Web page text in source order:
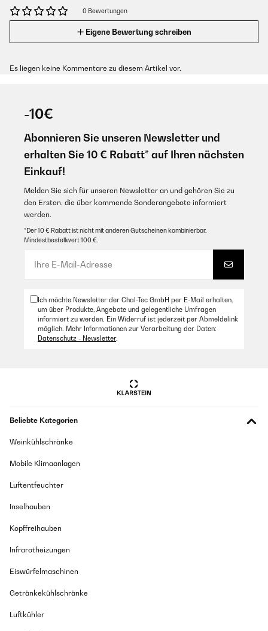
0 Bewertungen
Eigene Bewertung schreiben
Es liegen keine Kommentare zu diesem Artikel vor.
-10€
Abonnieren Sie unseren Newsletter und
erhalten Sie 10 € Rabatt* auf Ihren nächsten
Einkauf!
Melden Sie sich für unseren Newsletter an und gehören Sie zu
den Ersten, die über kommende Sonderangebote informiert
werden.
*Der 10 € Rabatt ist nicht mit anderen Gutscheinen kombinierbar.
Mindestbestellwert 100 €.
Ich möchte Newsletter der Chal-Tec GmbH per E-Mail erhalten,
um über Produkte, Angebote und gelegentliche Umfragen
informiert zu werden. Ein Widerruf ist jederzeit per Abmeldelink
möglich. Mehr Informationen zur Verarbeitung der Daten:
Datenschutz - Newsletter.
Beliebte Kategorien
Weinkühlschränke
Mobile Klimaanlagen
Luftentfeuchter
Inselhauben
Kopffreihauben
Infrarotheizungen
Eiswürfelmaschinen
Getränkekühlschränke
Luftkühler